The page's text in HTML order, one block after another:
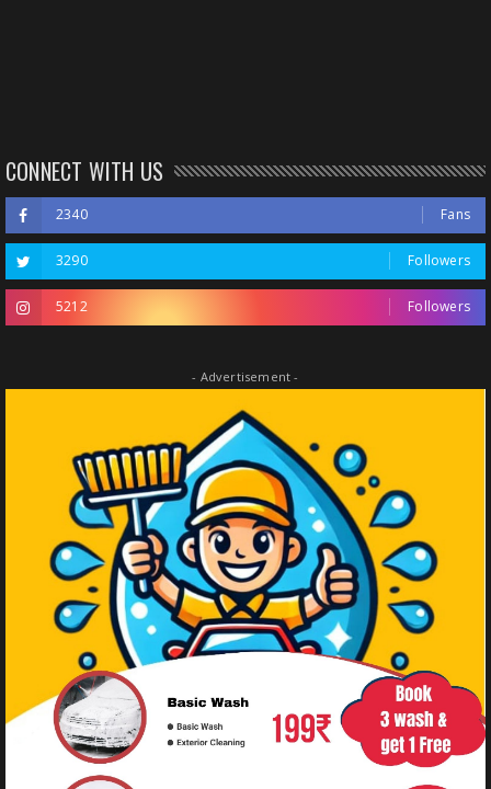
CONNECT WITH US
2340 Fans
3290 Followers
5212 Followers
- Advertisement -